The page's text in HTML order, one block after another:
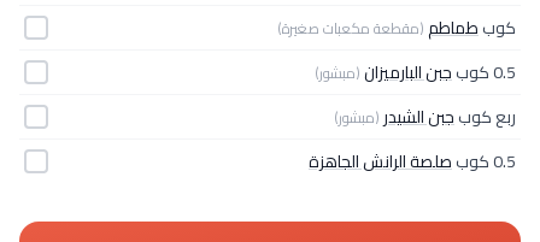
كوبطماطم(مقطعة مكعبات صغيرة)
0.5 كوب جبن البارميزان(مبشور)
ربع كوبجبن الشيدر (مبشور)
0.5 كوب صلصة الرانش الجاهزة